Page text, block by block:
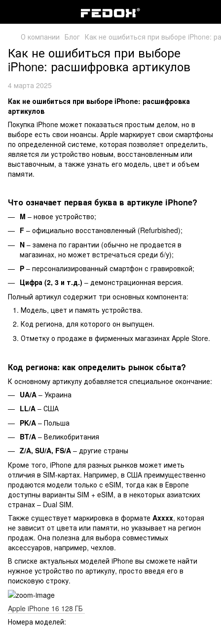
О компании Блог Как не ошибиться при выборе iPhone:
Как не ошибиться при выборе
iPhone: расшифровка артикулов
4 марта 2025
Как не ошибиться при выборе iPhone: расшифровка
артикулов
Покупка iPhone может показаться простым делом, но в
выборе есть свои нюансы. Apple маркирует свои смартфоны
по определенной системе, которая позволяет определить,
является ли устройство новым, восстановленным или
выставочным, а также узнать его модель, цвет и объем
памяти.
Что означает первая буква в артикуле iPhone?
M – новое устройство;
F – официально восстановленный (Refurbished);
N – замена по гарантии (обычно не продается в
магазинах, но может встречаться среди б/у);
P – персонализированный смартфон с гравировкой;
Цифра (2, 3 и т.д.) – демонстрационная версия.
Полный артикул содержит три основных компонента:
Модель, цвет и память устройства.
Код региона, для которого он выпущен.
Отметку о продаже в фирменных магазинах Apple Store.
Код региона: как определить рынок сбыта?
К основному артикулу добавляется специальное окончание:
UA/A – Украина
LL/A – США
PK/A – Польша
BT/A – Великобритания
Z/A, SU/A, FS/A – другие страны
Кроме того, iPhone для разных рынков может иметь
отличия в SIM-картах. Например, в США преимущественно
продаются модели только с eSIM, тогда как в Европе
доступны варианты SIM + eSIM, а в некоторых азиатских
странах – Dual SIM.
Также существует маркировка в формате Axxxx, которая
не зависит от цвета или памяти, но указывает на регион
продаж. Она полезна для выбора совместимых
аксессуаров, например, чехлов.
В списке актуальных моделей iPhone вы сможете найти
нужное устройство по артикулу, просто введя его в
поисковую строку.
Apple iPhone 16 128 ГБ
Номера моделей: